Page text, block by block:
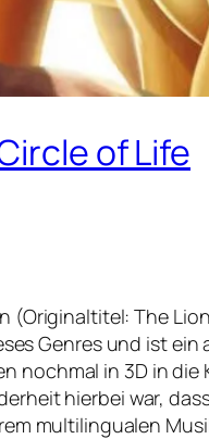
of Life
(Originaltitel:The
Genres und ist ein
nochmal in 3D in die
hierbei war,
multilingualen